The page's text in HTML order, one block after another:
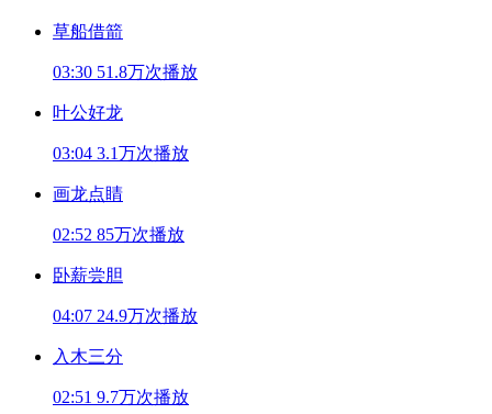
草船借箭
03:30 51.8万次播放
叶公好龙
03:04 3.1万次播放
画龙点睛
02:52 85万次播放
卧薪尝胆
04:07 24.9万次播放
入木三分
02:51 9.7万次播放